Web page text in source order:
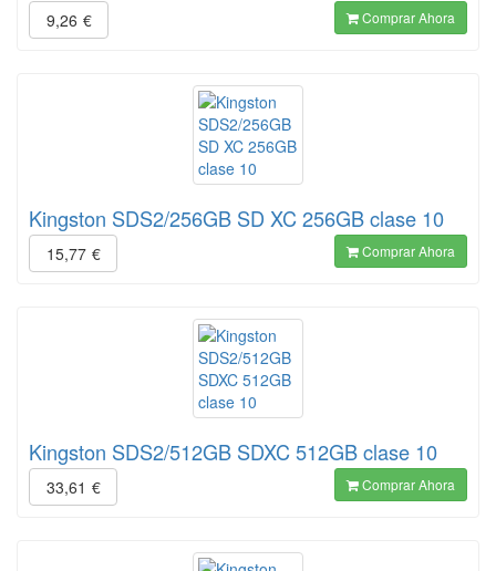
9,26 € Comprar Ahora
Kingston SDS2/256GB SD XC 256GB clase 10
15,77 € Comprar Ahora
Kingston SDS2/512GB SDXC 512GB clase 10
33,61 € Comprar Ahora